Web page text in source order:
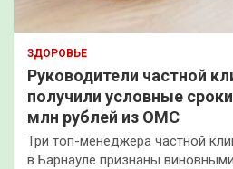
ЗДОРОВЬЕ
Руководители частной
получили условные
млн рублей из ОМС
Три топ-менеджера частной
в Барнауле признаны